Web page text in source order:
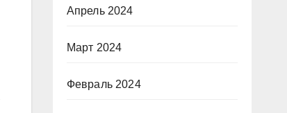
Апрель 2024
Март 2024
Февраль 2024